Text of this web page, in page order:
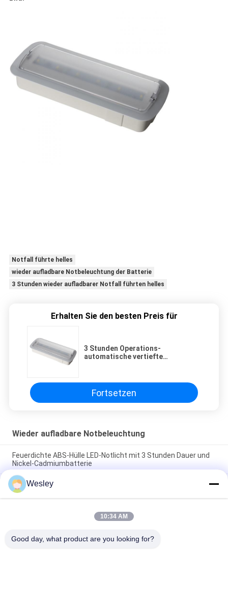
Notfall führte helles
wieder aufladbare Notbeleuchtung der Batterie
3 Stunden wieder aufladbarer Notfall führten helles
Erhalten Sie den besten Preis für
3 Stunden Operations-
automatische vertiefte
Fortsetzen
Wieder aufladbare Notbeleuchtung
Feuerdichte ABS-Hülle LED-Notlicht mit 3 Stunden Dauer und
Nickel-Cadmiumbatterie
Wiederaufladbare Notleuchte mit feuerhemmendem ABS-
Gehäuse, Nickel-Cadmium-Batterie und 3 Stunden
Leuchtdauer
LED-Wiederaufladbares Notlicht mit feuerhemmendem ABS-
Wesley
10:34 AM
Good day, what product are you looking for?